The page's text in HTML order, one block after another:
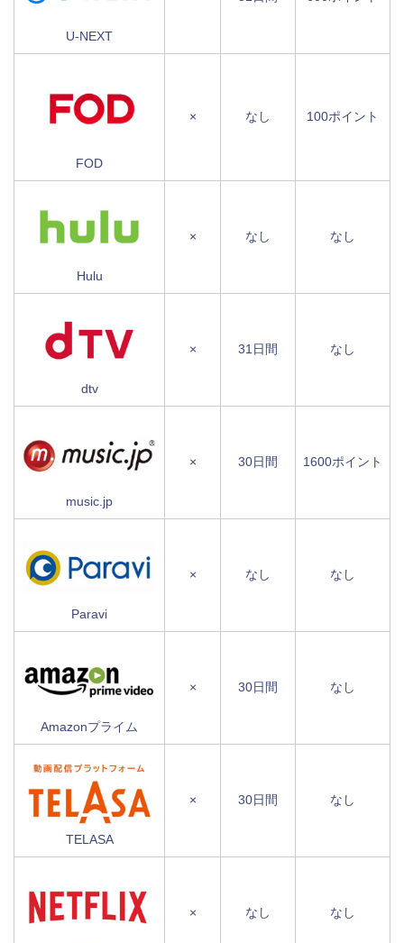
U-NEXT
FOD
× なし 100ポイント
Hulu
× なし なし
dtv
× 31日間 なし
music.jp
× 30日間 1600ポイント
Paravi
× なし なし
Amazonプライム
× 30日間 なし
TELASA
× 30日間 なし
× なし なし